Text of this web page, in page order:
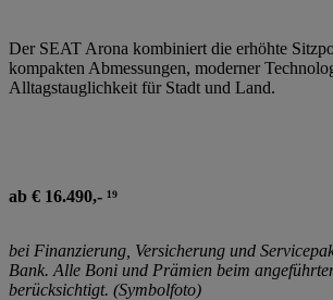
Der SEAT Arona kombiniert die erhöhte
kompakten Abmessungen, moderner
Alltagstauglichkeit für Stadt und Land.
ab € 16.490,- ¹⁹
bei Finanzierung, Versicherung und
Bank. Alle Boni und Prämien beim
berücksichtigt. (Symbolfoto)